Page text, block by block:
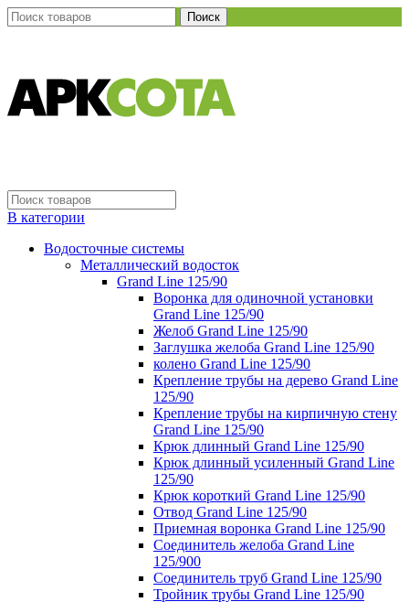
Поиск
В категории
Водосточные системы
Металлический водосток
Grand Line 125/90
Воронка для одиночной установки
Grand Line 125/90
Желоб Grand Line 125/90
Заглушка желоба Grand Line 125/90
колено Grand Line 125/90
Крепление трубы на дерево Grand Line
125/90
Крепление трубы на кирпичную стену
Grand Line 125/90
Крюк длинный Grand Line 125/90
Крюк длинный усиленный Grand Line
125/90
Крюк короткий Grand Line 125/90
Отвод Grand Line 125/90
Приемная воронка Grand Line 125/90
Соединитель желоба Grand Line
125/900
Соединитель труб Grand Line 125/90
Тройник трубы Grand Line 125/90